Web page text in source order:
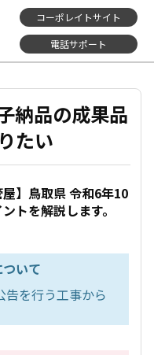
コーポレイトサイト
電話サポート
納品の成果品
たい
屋】鳥取県 令和6年10
トを解説します。
いて
を行う工事から